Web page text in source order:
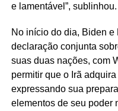
e lamentável”, sublinhou.
No início do dia, Biden e
declaração conjunta
suas duas nações, com
permitir que o Irã
expressando sua
elementos de seu poder